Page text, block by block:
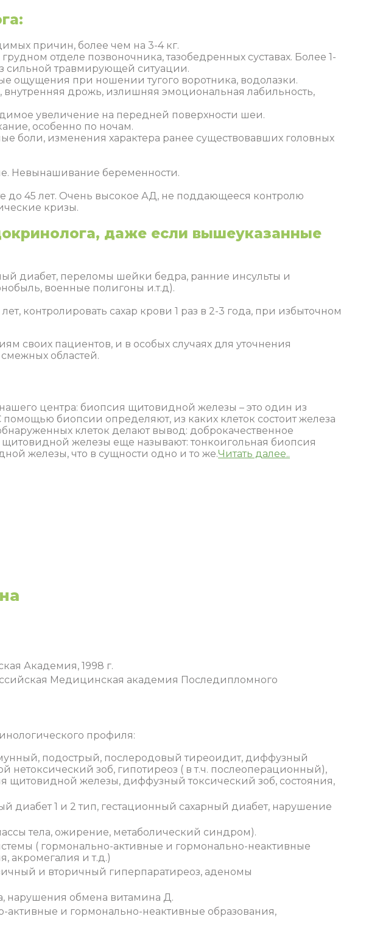
причин, более чем на 3-4 кг.
отделе позвоночника, тазобедренных суставах. Более 1-
сильной травмирующей ситуации.
ощущения при ношении тугого воротника, водолазки.
дрожь, излишняя эмоциональная лабильность,
увеличение на передней поверхности шеи.
особенно по ночам.
боли, изменения характера ранее существовавших головных
Невынашивание беременности.
до 45 лет. Очень высокое АД, не поддающееся контролю
кризы.
даже если вышеуказанные
диабет, переломы шейки бедра, ранние инсульты и
военные полигоны и.т.д).
контролировать сахар крови 1 раз в 2-3 года, при избыточном
своих пациентов, и в особых случаях для уточнения
областей.
центра: биопсия щитовидной железы – это один из
биопсии определяют, из каких клеток состоит железа
клеток делают вывод: доброкачественное
железы еще называют: тонкоигольная биопсия
железы, что в сущности одно и то же.Читать далее..
Академия, 1998 г.
Медицинская академия Последипломного
профиля:
подострый, послеродовый тиреоидит, диффузный
нетоксический зоб, гипотиреоз ( в т.ч. послеоперационный),
щитовидной железы, диффузный токсический зоб, состояния,
диабет 1 и 2 тип, гестационный сахарный диабет, нарушение
тела, ожирение, метаболический синдром).
( гормонально-активные и гормонально-неактивные
акромегалия и т.д.)
и вторичный гиперпаратиреоз, аденомы
нарушения обмена витамина Д.
активные и гормонально-неактивные образования,